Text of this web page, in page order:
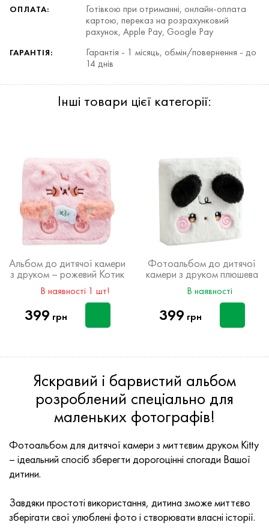
ОПЛАТА:
Готівкою при отриманні, онлайн-оплата
картою, переказ на розрахунковий
рахунок, Apple Pay, Google Pay
ГАРАНТІЯ:
Гарантія - 1 місяць, обмін/повернення - до
14 днів
Інші товари цієї категорії:
Альбом до дитячої камери
з друком – рожевий Котик
В наявності 1 шт!
399 грн
Фотоальбом до дитячої
камери з друком плюшева
Панда
В наявності
399 грн
Яскравий і барвистий альбом
розроблений спеціально для
маленьких фотографів!
Фотоальбом для дитячої камери з миттєвим друком Kitty
– ідеальний спосіб зберегти дорогоцінні спогади Вашої
дитини.
Завдяки простоті використання, дитина зможе миттєво
зберігати свої улюблені фото і створювати власні історії.